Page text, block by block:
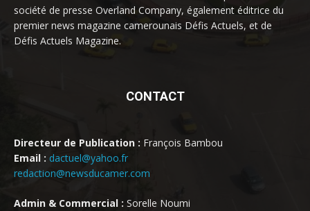
société de presse Overland Company, également éditrice du
premier news magazine camerounais Défis Actuels, et de
Défis Actuels Magazine.
CONTACT
Directeur de Publication : François Bambou
Email : dactuel@yahoo.fr
redaction@newsducamer.com
Admin & Commercial : Sorelle Noumi